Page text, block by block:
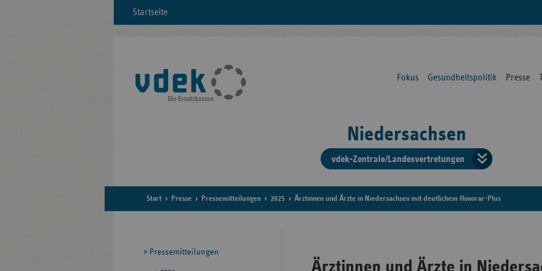
Startseite
Fokus Gesundheitspolitik Presse
Niedersachsen
vdek-Zentrale/Landesvertretungen
der
Start Presse Pressemitteilungen 2025 Ärztinnen und Ärzte in Niedersachsen mit deutlichem Honorar-Plus
Ärztinnen und Ärzte in
Seitennavigation
Pressemitteilungen